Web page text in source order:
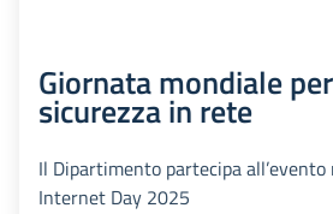
Giornata mondiale
sicurezza in rete
Il Dipartimento partecipa
Internet Day 2025